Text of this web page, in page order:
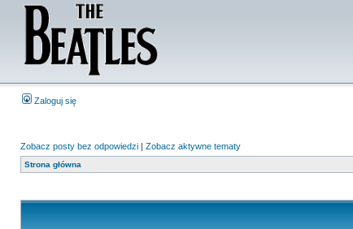
Zaloguj się
Zobacz posty bez odpowiedzi | Zobacz aktywne tematy
Strona główna